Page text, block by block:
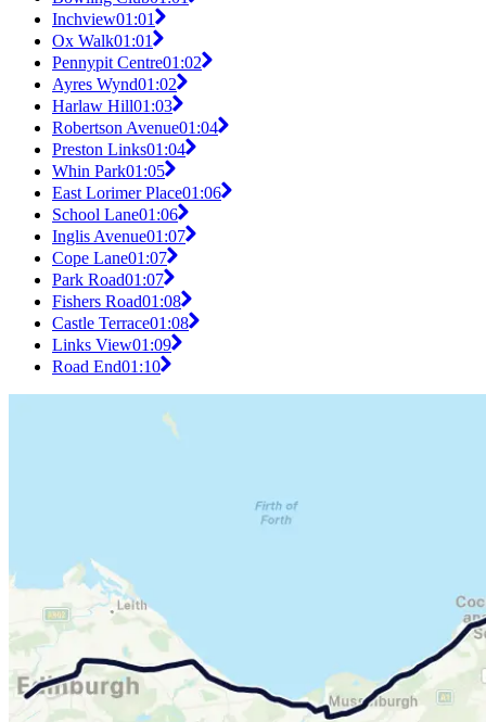
Inchview01:01
Ox Walk01:01
Pennypit Centre01:02
Ayres Wynd01:02
Harlaw Hill01:03
Robertson Avenue01:04
Preston Links01:04
Whin Park01:05
East Lorimer Place01:06
School Lane01:06
Inglis Avenue01:07
Cope Lane01:07
Park Road01:07
Fishers Road01:08
Castle Terrace01:08
Links View01:09
Road End01:10